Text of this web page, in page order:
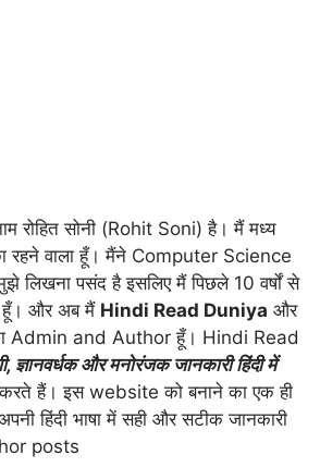
रोहित सोनी (Rohit Soni) है। मैं मध्य
रहने वाला हूँ। मैंने Computer Science
लिखना पसंद है इसलिए मैं पिछले 10 वर्षों से
हूँ। और अब मैं Hindi Read Duniya और
Admin and Author हूँ। Hindi Read
, ज्ञानवर्धक और मनोरंजक जानकारी हिंदी में
हैं। इस website को बनाने का एक ही
हिंदी भाषा में सही और सटीक जानकारी
posts